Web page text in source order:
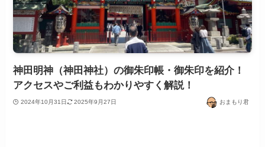
神田明神（神田神社）の御朱印帳・御朱印を紹介！
アクセスやご利益もわかりやすく解説！
2024年10月31日 2025年9月27日 おまもり君